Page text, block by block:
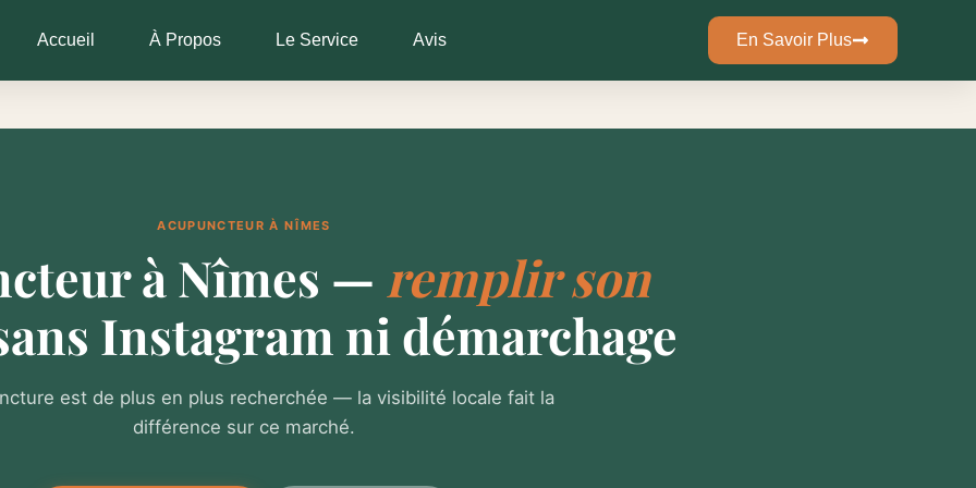
Accueil À Propos Le Service Avis En Savoir Plus
ACUPUNCTEUR À NÎMES
à Nîmes — remplir son
Instagram ni démarchage
est de plus en plus recherchée — la visibilité locale fait la
différence sur ce marché.